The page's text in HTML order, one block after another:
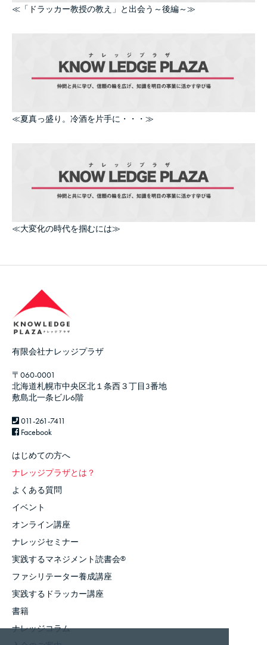
≪「ドラッカー教授の教え」と出会う～後編～≫
≪夏真っ盛り。冷酒を片手に・・・≫
≪大変化の時代を掴むには≫
有限会社ナレッジプラザ
〒060-0001
北海道札幌市中央区北１条西３丁目3番地
敷島北一条ビル6階
011-261-7411
Facebook
はじめての方へ
ナレッジプラザとは？
よくある質問
イベント
オンライン講座
ナレッジセミナー
実践するマネジメント読書会®
ファシリテーター養成講座
実践するドラッカー講座
書籍
ナレッジコラム